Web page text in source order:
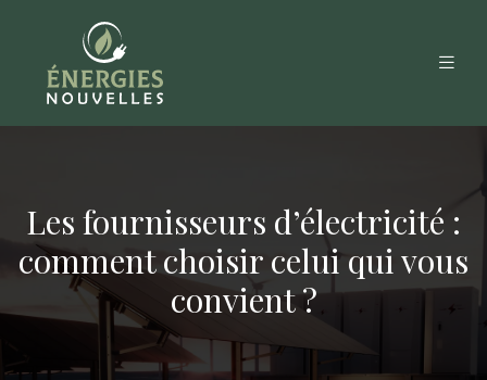
Les fournisseurs d’électricité :
comment choisir celui qui vous
convient ?